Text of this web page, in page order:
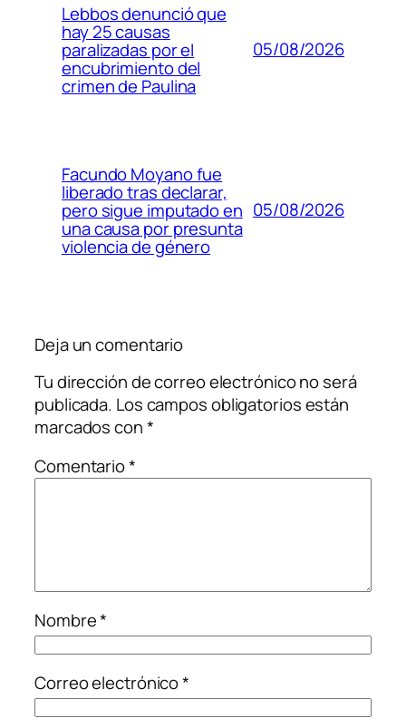
Lebbos denunció que
hay 25 causas
paralizadas por el
encubrimiento del
crimen de Paulina
05/08/2026
Facundo Moyano fue
liberado tras declarar,
pero sigue imputado en
una causa por presunta
violencia de género
05/08/2026
Deja un comentario
Tu dirección de correo electrónico no será
publicada. Los campos obligatorios están
marcados con*
Comentario*
Nombre*
Correo electrónico*